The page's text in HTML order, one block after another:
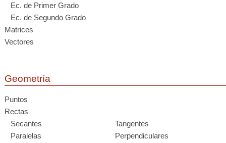
Ec. de Primer Grado
Ec. de Segundo Grado
Matrices
Vectores
Geometría
Puntos
Rectas
Secantes
Tangentes
Paralelas
Perpendiculares